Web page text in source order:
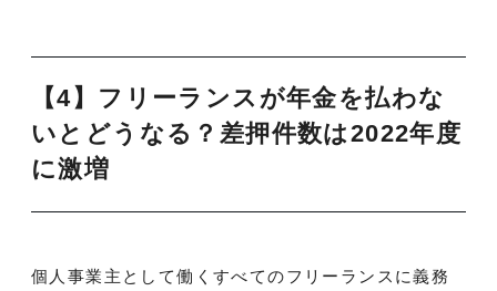
【4】フリーランスが年金を払わな
いとどうなる？差押件数は2022年度
に激増
個人事業主として働くすべてのフリーランスに義務